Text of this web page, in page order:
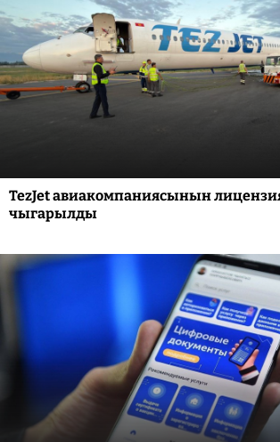
TezJet авиакомпаниясынын
чыгарылды